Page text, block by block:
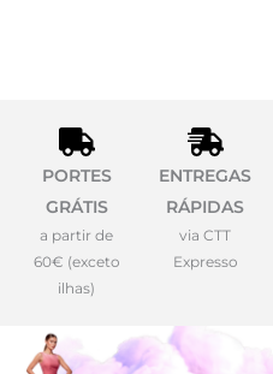
PORTES
GRÁTIS
a partir de
60€ (exceto
ilhas)
ENTREGAS
RÁPIDAS
via CTT
Expresso